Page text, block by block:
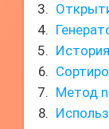
Метод